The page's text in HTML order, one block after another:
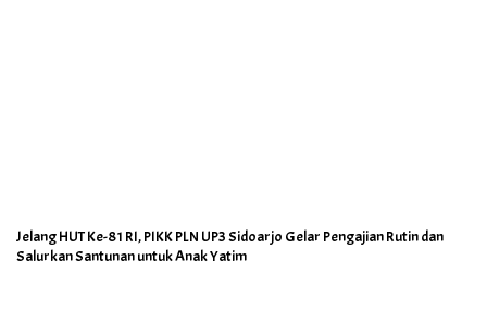
Jelang HUT Ke-81 RI, PIKK PLN UP3 Sidoarjo Gelar Pengajian Rutin dan
Salurkan Santunan untuk Anak Yatim